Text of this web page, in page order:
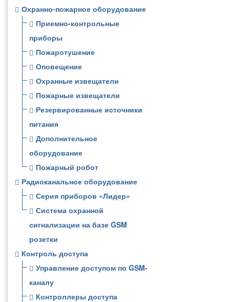
Охранно-пожарное оборудование
Приемно-контрольные
приборы
Пожаротушение
Оповещение
Охранные извещатели
Пожарные извещатели
Резервированные источники
питания
Дополнительное
оборудование
Пожарный робот
Радиоканальное оборудование
Серия приборов «Лидер»
Система охранной
сигнализации на базе GSM
розетки
Контроль доступа
Управление доступом по GSM-
каналу
Контроллеры доступа